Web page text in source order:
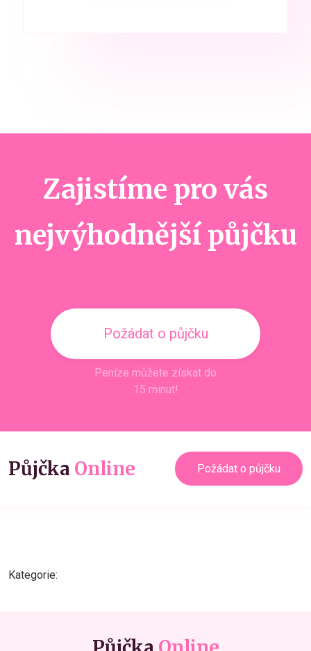
Zajistíme pro vás
nejvýhodnější půjčku
Požádat o půjčku
Peníze můžete získat do
15 minut!
Půjčka Online Požádat o půjčku
Kategorie: